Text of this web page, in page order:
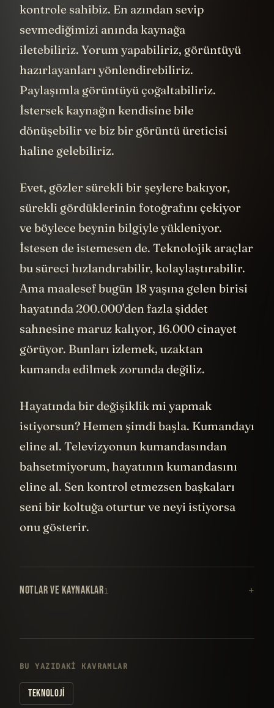
kontrole sahibiz. En azından sevip
sevmediğimizi anında kaynağa
iletebiliriz. Yorum yapabiliriz, görüntüyü
hazırlayanları yönlendirebiliriz.
Paylaşımla görüntüyü çoğaltabiliriz.
İstersek kaynağın kendisine bile
dönüşebilir ve biz bir görüntü üreticisi
haline gelebiliriz.
Evet, gözler sürekli bir şeylere bakıyor,
sürekli gördüklerinin fotoğrafını çekiyor
ve böylece beynin bilgiyle yükleniyor.
İstesen de istemesen de. Teknolojik araçlar
bu süreci hızlandırabilir, kolaylaştırabilir.
Ama maalesef bugün 18 yaşına gelen birisi
hayatında 200.000'den fazla şiddet
sahnesine maruz kalıyor, 16.000 cinayet
görüyor. Bunları izlemek, uzaktan
kumanda edilmek zorunda değiliz.
Hayatında bir değişiklik mi yapmak
istiyorsun? Hemen şimdi başla. Kumandayı
eline al. Televizyonun kumandasından
bahsetmiyorum, hayatının kumandasını
eline al. Sen kontrol etmezsen başkaları
seni bir koltuğa oturtur ve neyi istiyorsa
onu gösterir.
NOTLAR VE KAYNAKLAR1
BU YAZIDAKI KAVRAMLAR
TEKNOLOJI